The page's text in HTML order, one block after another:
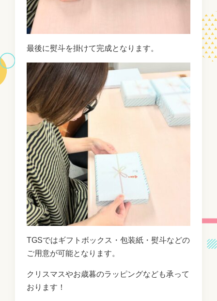
最後に熨斗を掛けて完成となります。
TGSではギフトボックス・包装紙・熨斗などの
ご用意が可能となります。
クリスマスやお歳暮のラッピングなども承って
おります！